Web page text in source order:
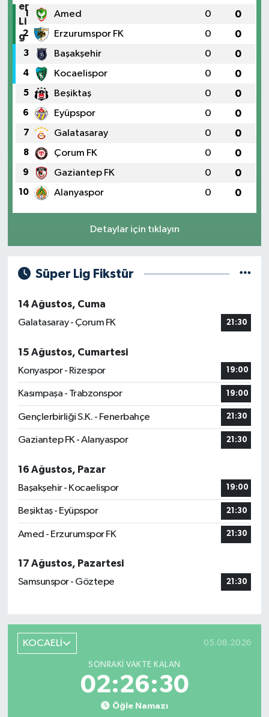
1 Amed 0 0
2 Erzurumspor FK 0 0
3 Başakşehir 0 0
4 Kocaelispor 0 0
5 Beşiktaş 0 0
6 Eyüpspor 0 0
7 Galatasaray 0 0
8 Çorum FK 0 0
9 Gaziantep FK 0 0
10 Alanyaspor 0 0
Detaylar için tıklayın
Süper Lig Fikstür
14 Ağustos, Cuma
Galatasaray - Çorum FK
21:30
15 Ağustos, Cumartesi
Konyaspor - Rizespor
19:00
Kasımpaşa - Trabzonspor 19:00
Gençlerbirliği S.K. - Fenerbahçe 21:30
Gaziantep FK - Alanyaspor 21:30
16 Ağustos, Pazar
Başakşehir - Kocaelispor
19:00
Beşiktaş - Eyüpspor 21:30
Amed - Erzurumspor FK 21:30
17 Ağustos, Pazartesi
Samsunspor - Göztepe
21:30
KOCAELİ 05.08.2026
SONRAKI VAKTE KALAN
02:26:29
Öğle Namazı